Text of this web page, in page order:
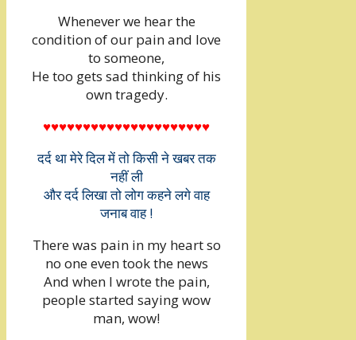
Whenever we hear the
condition of our pain and love
to someone,
He too gets sad thinking of his
own tragedy.
♥♥♥♥♥♥♥♥♥♥♥♥♥♥♥♥♥♥♥♥♥
दर्द था मेरे दिल में तो किसी ने खबर तक
नहीं ली
और दर्द लिखा तो लोग कहने लगे वाह
जनाब वाह !
There was pain in my heart so
no one even took the news
And when I wrote the pain,
people started saying wow
man, wow!